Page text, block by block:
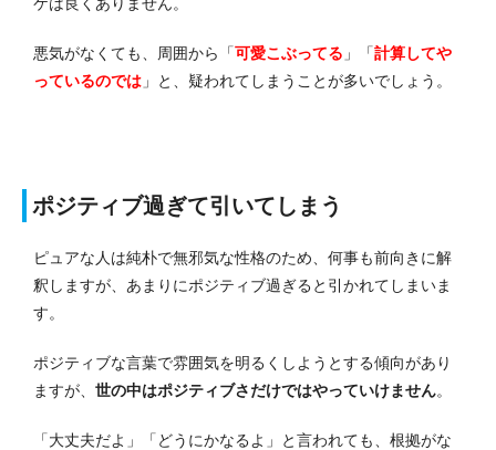
悪気がなくても、周囲から「可愛こぶってる 」「計算してや
っているのでは 」と、疑われてしまうことが多いでしょう。
ポジティブ過ぎて引いてしまう
ピュアな人は純朴で無邪気な性格のため、何事も前向きに解
釈しますが、あまりにポジティブ過ぎると引かれてしまいま
す。
ポジティブな言葉で雰囲気を明るくしようとする傾向があり
ますが、 世の中はポジティブさだけではやっていけません。
「大丈夫だよ」「どうにかなるよ」と言われても、根拠がな